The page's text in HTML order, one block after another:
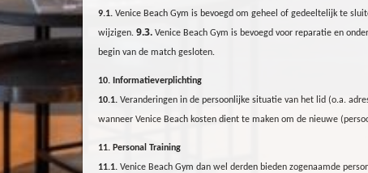
9.1. Venice Beach Gym is bevoegd om geheel of gedeeltelijk te
wijzigen. 9.3. Venice Beach Gym is bevoegd voor reparatie en
begin van de match gesloten.
10. Informatieverplichting
10.1. Veranderingen in de persoonlijke situatie van het lid (o.a.
wanneer Venice Beach kosten dient te maken om de nieuwe
11. Personal Training
11.1. Venice Beach Gym dan wel derden bieden zogenaamde